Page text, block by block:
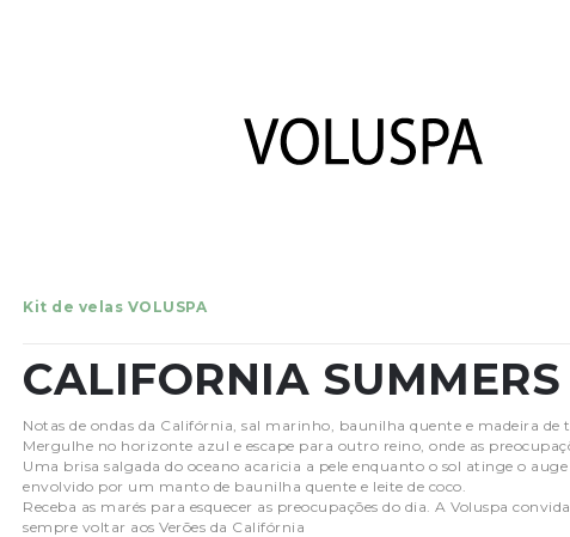
Kit de velas VOLUSPA
CALIFORNIA SUMMERS
Notas de ondas da Califórnia, sal marinho, baunilha quente e madeira de
Mergulhe no horizonte azul e escape para outro reino, onde as
Uma brisa salgada do oceano acaricia a pele enquanto o sol atinge o
envolvido por um manto de baunilha quente e leite de coco.
Receba as marés para esquecer as preocupações do dia. A Voluspa
sempre voltar aos Verões da Califórnia